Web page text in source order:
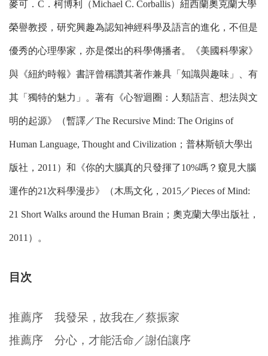
麥可．C．柯博利（Michael C. Corballis）紐西蘭奧克蘭大學
榮譽教授，研究興趣為認知神經科學及語言的進化，不但是
優秀的心理學家，亦是傑出的科學傳播者。《美國科學家》
與《紐約時報》書評曾稱讚其著作兼具「知識與趣味」、有
其「獨特的魅力」。著有《心智迴圈：人類語言、想法與文
明的起源》（暫譯／The Recursive Mind: The Origins of
Human Language, Thought and Civilization；普林斯頓大學出
版社，2011）和《你的大腦真的只發揮了10%嗎？窺見大腦
運作的21次科學漫步》（木馬文化，2015／Pieces of Mind:
21 Short Walks around the Human Brain；奧克蘭大學出版社，
2011）。
目次
推薦序 我發呆，故我在／蔡振家
推薦序 分心，才能活命／謝伯讓序